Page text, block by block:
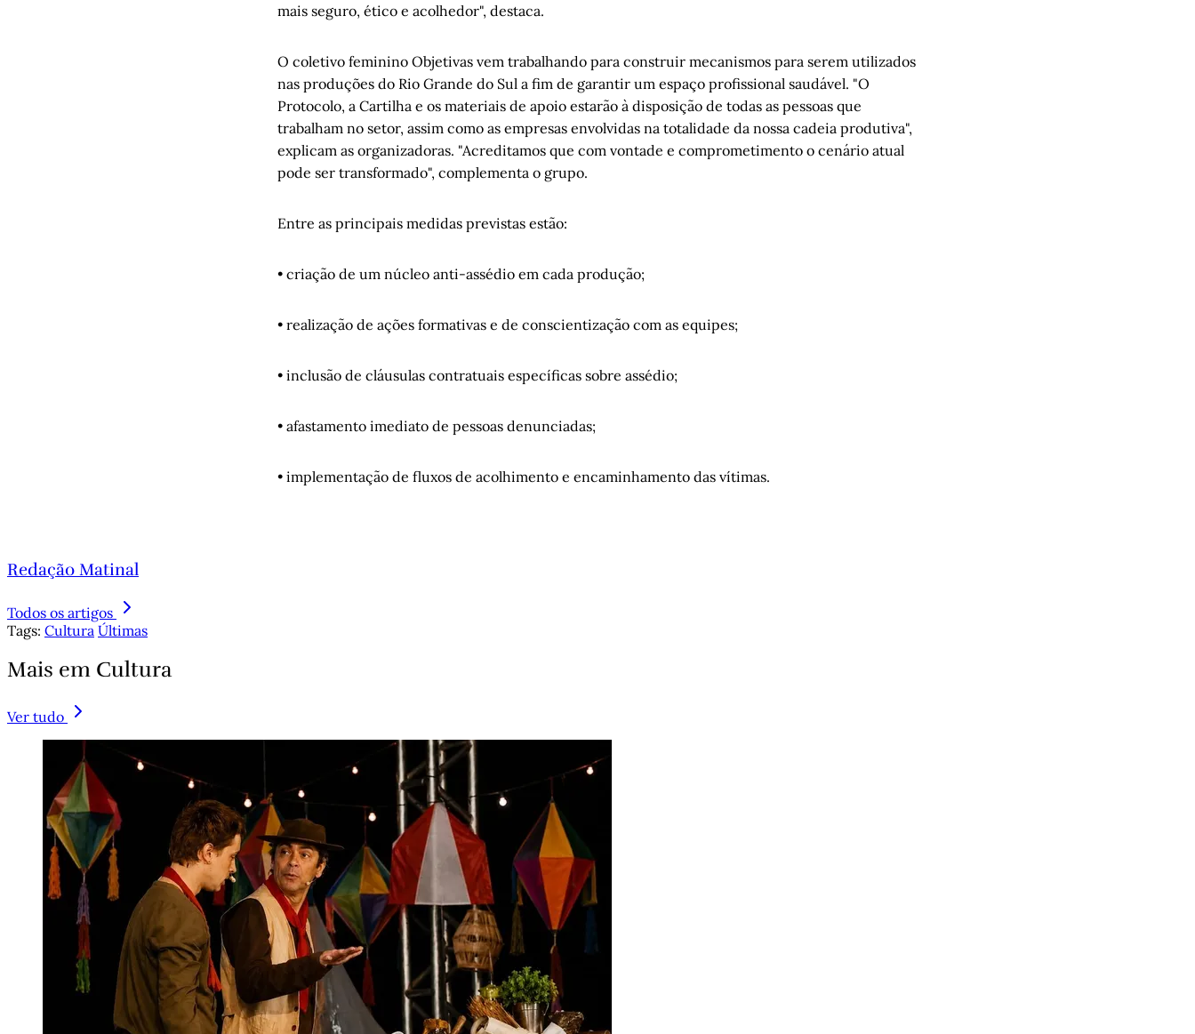
mais seguro, ético e acolhedor", destaca.
O coletivo feminino Objetivas vem trabalhando para construir mecanismos para serem utilizados
nas produções do Rio Grande do Sul a fim de garantir um espaço profissional saudável. "O
Protocolo, a Cartilha e os materiais de apoio estarão à disposição de todas as pessoas que
trabalham no setor, assim como as empresas envolvidas na totalidade da nossa cadeia produtiva",
explicam as organizadoras. "Acreditamos que com vontade e comprometimento o cenário atual
pode ser transformado", complementa o grupo.
Entre as principais medidas previstas estão:
• criação de um núcleo anti-assédio em cada produção;
• realização de ações formativas e de conscientização com as equipes;
• inclusão de cláusulas contratuais específicas sobre assédio;
• afastamento imediato de pessoas denunciadas;
• implementação de fluxos de acolhimento e encaminhamento das vítimas.
Redação Matinal
Todos os artigos
Tags: Cultura Últimas
Mais em Cultura
Ver tudo